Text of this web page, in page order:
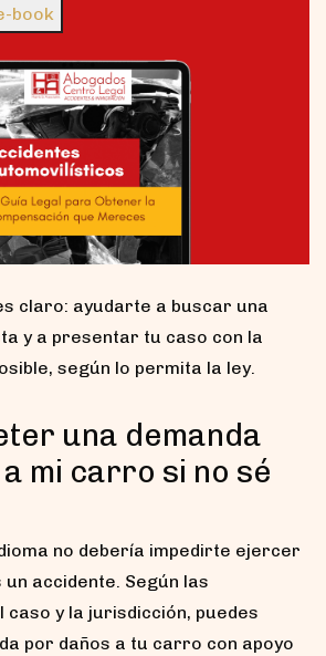
book
claro: ayudarte a buscar una
y a presentar tu caso con la
según lo permita la ley.
una demanda
mi carro si no sé
no debería impedirte ejercer
accidente. Según las
y la jurisdicción, puedes
por daños a tu carro con apoyo